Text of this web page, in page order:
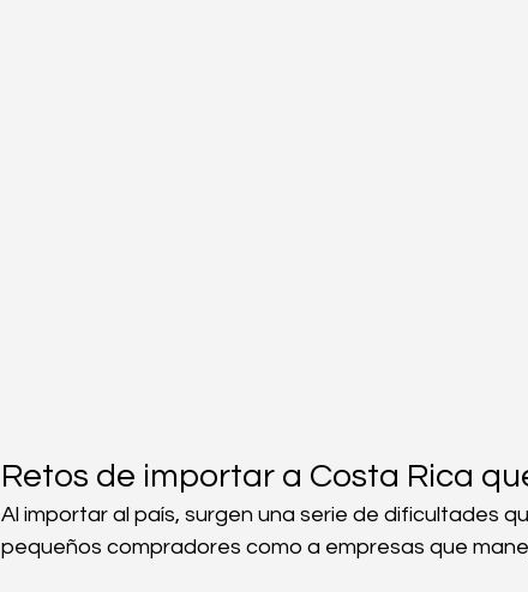
Retos de importar a Costa Rica
Al importar al país, surgen una serie de dificultades
pequeños compradores como a empresas que